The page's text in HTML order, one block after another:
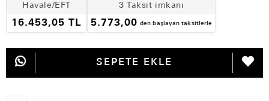
Havale/EFT
16.453,05 TL
3 Taksit imkanı
5.773,00 den başlayan taksitlerle